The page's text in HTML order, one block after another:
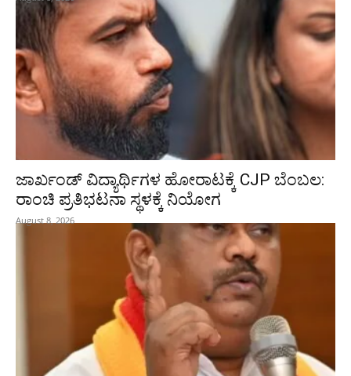
ಜಾರ್ಖಂಡ್‌ ವಿದ್ಯಾರ್ಥಿಗಳ ಹೋರಾಟಕ್ಕೆ CJP ಬೆಂಬಲ:
ರಾಂಚಿ ಪ್ರತಿಭಟನಾ ಸ್ಥಳಕ್ಕೆ ನಿಯೋಗ
August 8, 2026